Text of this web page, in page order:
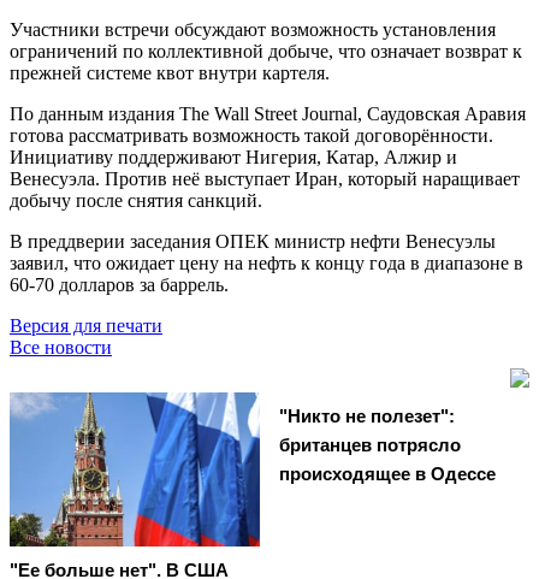
Участники встречи обсуждают возможность установления
ограничений по коллективной добыче, что означает возврат к
прежней системе квот внутри картеля.
По данным издания The Wall Street Journal, Саудовская Аравия
готова рассматривать возможность такой договорённости.
Инициативу поддерживают Нигерия, Катар, Алжир и
Венесуэла. Против неё выступает Иран, который наращивает
добычу после снятия санкций.
В преддверии заседания ОПЕК министр нефти Венесуэлы
заявил, что ожидает цену на нефть к концу года в диапазоне в
60-70 долларов за баррель.
Версия для печати
Все новости
"Ее больше нет". В США
"Никто не полезет":
британцев потрясло
происходящее в Одессе